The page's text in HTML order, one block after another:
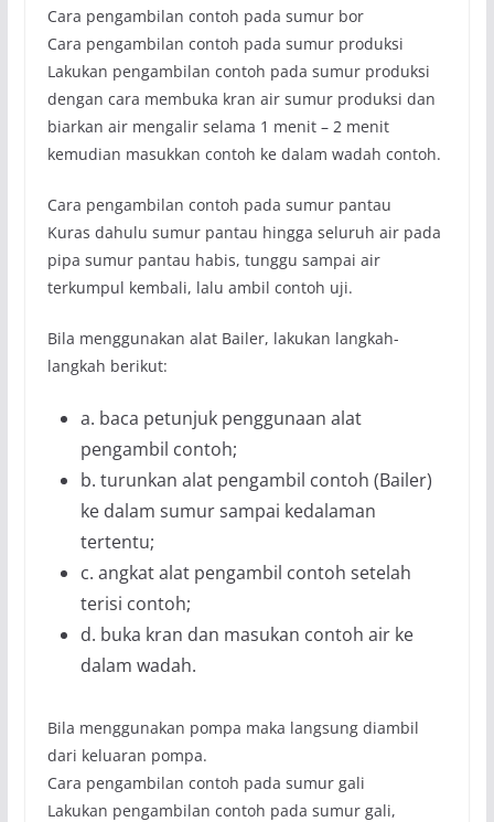
Cara pengambilan contoh pada sumur bor
Cara pengambilan contoh pada sumur produksi
Lakukan pengambilan contoh pada sumur produksi
dengan cara membuka kran air sumur produksi dan
biarkan air mengalir selama 1 menit – 2 menit
kemudian masukkan contoh ke dalam wadah contoh.
Cara pengambilan contoh pada sumur pantau
Kuras dahulu sumur pantau hingga seluruh air pada
pipa sumur pantau habis, tunggu sampai air
terkumpul kembali, lalu ambil contoh uji.
Bila menggunakan alat Bailer, lakukan langkah-
langkah berikut:
a. baca petunjuk penggunaan alat
pengambil contoh;
b. turunkan alat pengambil contoh (Bailer)
ke dalam sumur sampai kedalaman
tertentu;
c. angkat alat pengambil contoh setelah
terisi contoh;
d. buka kran dan masukan contoh air ke
dalam wadah.
Bila menggunakan pompa maka langsung diambil
dari keluaran pompa.
Cara pengambilan contoh pada sumur gali
Lakukan pengambilan contoh pada sumur gali,